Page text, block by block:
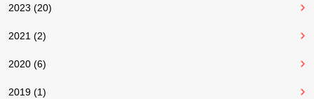
2023 (20)
2021 (2)
2020 (6)
2019 (1)